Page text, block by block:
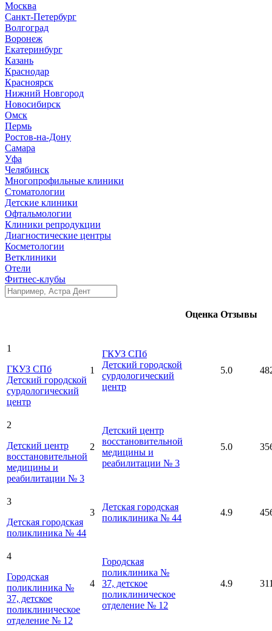
Москва
Санкт-Петербург
Волгоград
Воронеж
Екатеринбург
Казань
Краснодар
Красноярск
Нижний Новгород
Новосибирск
Омск
Пермь
Ростов-на-Дону
Самара
Уфа
Челябинск
Многопрофильные клиники
Стоматологии
Детские клиники
Офтальмологии
Клиники репродукции
Диагностические центры
Косметологии
Ветклиники
Отели
Фитнес-клубы
Оценка Отзывы
1
ГКУЗ СПб
Детский городской
сурдологический
центр
1
ГКУЗ СПб
Детский городской
сурдологический
центр
5.0
2
Детский центр
восстановительной
медицины и
реабилитации № 3
2
Детский центр
восстановительной
медицины и
реабилитации № 3
5.0
3
Детская городская
поликлиника № 44
3
Детская городская
поликлиника № 44
4.9
4
Городская
поликлиника №
37, детское
поликлиническое
отделение № 12
4
Городская
поликлиника №
37, детское
поликлиническое
отделение № 12
4.9